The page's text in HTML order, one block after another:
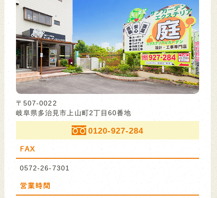
〒507-0022
岐阜県多治見市上山町2丁目60番地
0120-927-284
FAX
0572-26-7301
営業時間